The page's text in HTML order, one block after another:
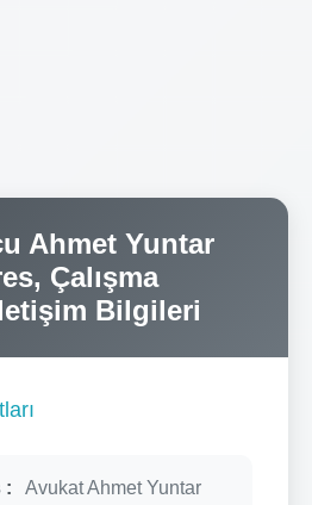
Ahmet Yuntar
Çalışma
Bilgileri
:
Avukat Ahmet Yuntar